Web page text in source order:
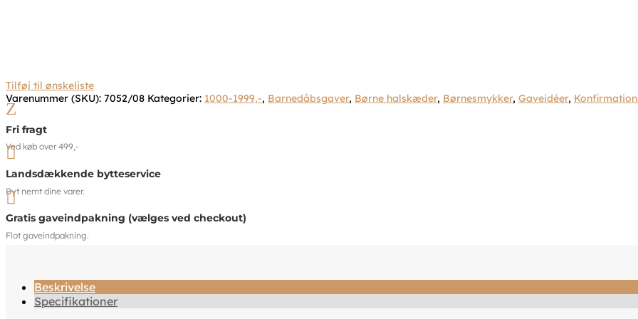
Tilføj til ønskeliste
Varenummer (SKU): 7052/08 Kategorier: 1000-1999,-, Barnedåbsgaver, Børne halskæder, Børnesmykker, Gaveidéer,
Z
Fri fragt
Ved køb over 499,-

Landsdækkende bytteservice
Byt nemt dine varer.

Gratis gaveindpakning (vælges ved checkout)
Flot gaveindpakning.
Beskrivelse
Specifikationer